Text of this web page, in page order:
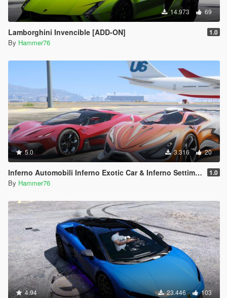
14.973 69
Lamborghini Invencible [ADD-ON] 1.0
By Hammer76
5.0 3.316 20
Inferno Automobili Inferno Exotic Car & Inferno Settimo Cerchio [Add-On] 1.0
By Hammer76
4.94 23.446 103